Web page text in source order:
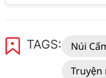
TAGS:
Núi
Truyện